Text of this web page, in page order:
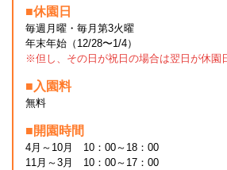
■休園日
毎週月曜・毎月第3火曜
年末年始（12/28〜1/4）
※但し、その日が祝日の場合は翌日が休園
■入園料
無料
■開園時間
4月～10月 10：00～18：00
11月～3月 10：00～17：00